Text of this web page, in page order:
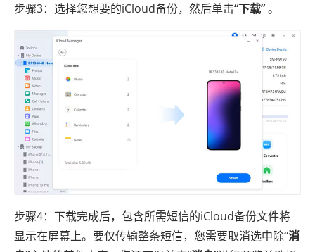
步骤3：选择您想要的iCloud备份，然后单击“下载”。
步骤4：下载完成后，包含所需短信的iCloud备份文件将
显示在屏幕上。要仅传输整条短信，您需要取消选中除“消